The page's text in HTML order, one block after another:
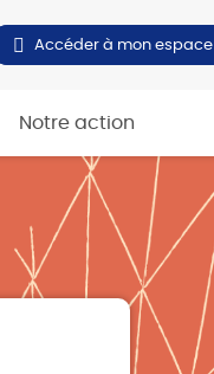
Accéder à mon espace
Notre action